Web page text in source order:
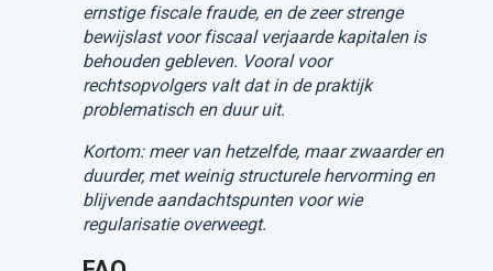
ernstige fiscale fraude, en de zeer strenge
bewijslast voor fiscaal verjaarde kapitalen is
behouden gebleven. Vooral voor
rechtsopvolgers valt dat in de praktijk
problematisch en duur uit.
Kortom: meer van hetzelfde, maar zwaarder en
duurder, met weinig structurele hervorming en
blijvende aandachtspunten voor wie
regularisatie overweegt.